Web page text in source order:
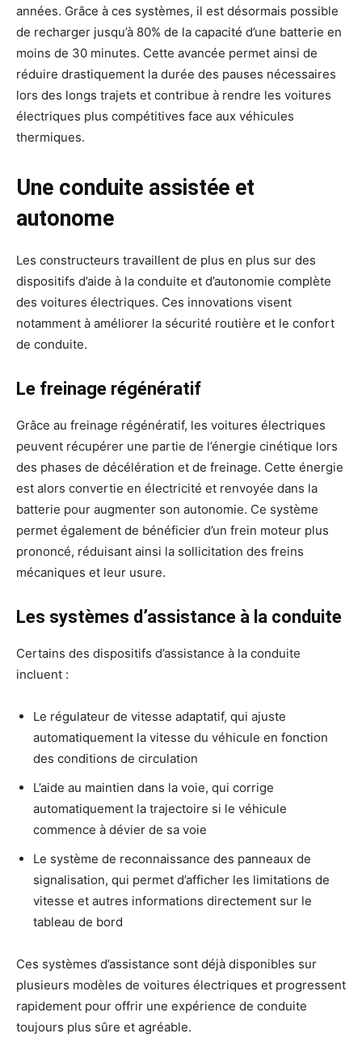
années. Grâce à ces systèmes, il est désormais possible
de recharger jusqu’à 80% de la capacité d’une batterie en
moins de 30 minutes. Cette avancée permet ainsi de
réduire drastiquement la durée des pauses nécessaires
lors des longs trajets et contribue à rendre les voitures
électriques plus compétitives face aux véhicules
thermiques.
Une conduite assistée et
autonome
Les constructeurs travaillent de plus en plus sur des
dispositifs d’aide à la conduite et d’autonomie complète
des voitures électriques. Ces innovations visent
notamment à améliorer la sécurité routière et le confort
de conduite.
Le freinage régénératif
Grâce au freinage régénératif, les voitures électriques
peuvent récupérer une partie de l’énergie cinétique lors
des phases de décélération et de freinage. Cette énergie
est alors convertie en électricité et renvoyée dans la
batterie pour augmenter son autonomie. Ce système
permet également de bénéficier d’un frein moteur plus
prononcé, réduisant ainsi la sollicitation des freins
mécaniques et leur usure.
Les systèmes d’assistance à la conduite
Certains des dispositifs d’assistance à la conduite
incluent :
Le régulateur de vitesse adaptatif, qui ajuste
automatiquement la vitesse du véhicule en fonction
des conditions de circulation
L’aide au maintien dans la voie, qui corrige
automatiquement la trajectoire si le véhicule
commence à dévier de sa voie
Le système de reconnaissance des panneaux de
signalisation, qui permet d’afficher les limitations de
vitesse et autres informations directement sur le
tableau de bord
Ces systèmes d’assistance sont déjà disponibles sur
plusieurs modèles de voitures électriques et progressent
rapidement pour offrir une expérience de conduite
toujours plus sûre et agréable.